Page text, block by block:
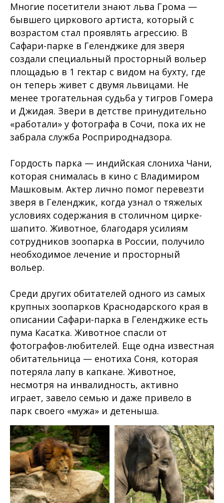
Многие посетители знают льва Грома —
бывшего циркового артиста, который с
возрастом стал проявлять агрессию. В
Сафари-парке в Геленджике для зверя
создали специальный просторный вольер
площадью в 1 гектар с видом на бухту, где
он теперь живет с двумя львицами. Не
менее трогательная судьба у тигров Гомера
и Джидая. Звери в детстве принудительно
«работали» у фотографа в Сочи, пока их не
забрала служба Росприроднадзора.
Гордость парка — индийская слониха Чани,
которая снималась в кино с Владимиром
Машковым. Актер лично помог перевезти
зверя в Геленджик, когда узнал о тяжелых
условиях содержания в столичном цирке-
шапито. Животное, благодаря усилиям
сотрудников зоопарка в России, получило
необходимое лечение и просторный
вольер.
Среди других обитателей одного из самых
крупных зоопарков Краснодарского края в
описании Сафари-парка в Геленджике есть
пума Касатка. Животное спасли от
фотографов-любителей. Еще одна известная
обитательница — енотиха Соня, которая
потеряла лапу в капкане. Животное,
несмотря на инвалидность, активно
играет, завело семью и даже привело в
парк своего «мужа» и детеныша.